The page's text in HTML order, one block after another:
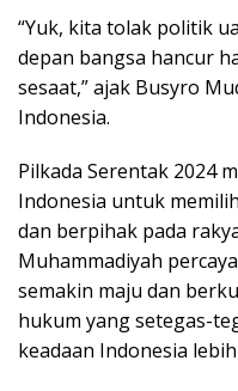
“Yuk, kita tolak politik
depan bangsa hancur
sesaat,” ajak Busyro
Indonesia.
Pilkada Serentak 2024
Indonesia untuk
dan berpihak pada
Muhammadiyah
semakin maju dan
hukum yang setegas-
keadaan Indonesia